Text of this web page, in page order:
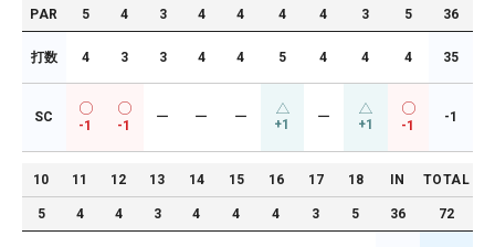
PAR 5 4 3 4 4 4 4 3 5 36
打数 4 3 3 4 4 5 4 4 4 35
SC
-1 -1
ー ー ー +1 ー +1 -1
-1
10 11 12 13 14 15 16 17 18 IN TOTAL
5 4 4 3 4 4 4 3 5 36 72